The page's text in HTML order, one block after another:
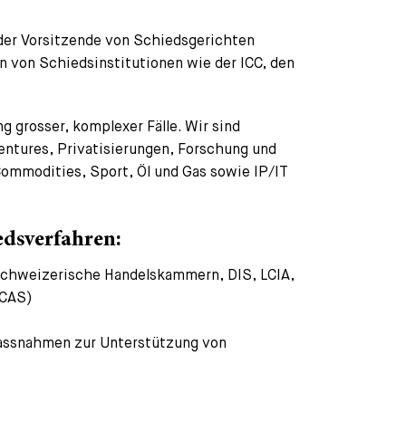
Vorsitzende von Schiedsgerichten
von Schiedsinstitutionen wie der ICC, den
grosser, komplexer Fälle. Wir sind
Privatisierungen, Forschung und
Sport, Öl und Gas sowie IP/IT
Handelskammern, DIS, LCIA,
zur Unterstützung von